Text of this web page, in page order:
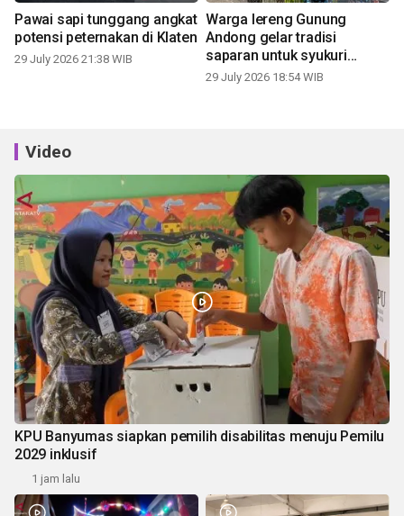
Pawai sapi tunggang angkat
potensi peternakan di Klaten
29 July 2026 21:38 WIB
Warga lereng Gunung
Andong gelar tradisi
saparan untuk syukuri
panen
29 July 2026 18:54 WIB
Video
KPU Banyumas siapkan pemilih disabilitas menuju Pemilu
2029 inklusif
1 jam lalu